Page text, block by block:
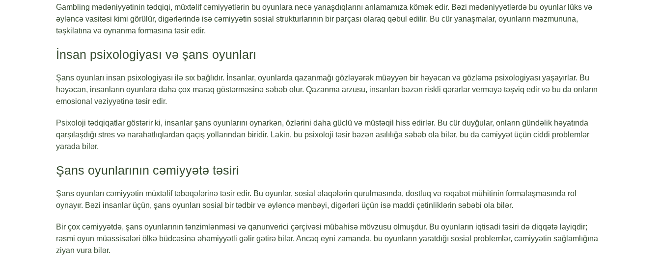
Gambling mədəniyyətinin tədqiqi, müxtəlif cəmiyyətlərin bu oyunlara necə yanaşdıqlarını anlamamıza kömək edir. Bəzi mədəniyyətlərdə bu oyunlar lüks və
əyləncə vasitəsi kimi görülür, digərlərində isə cəmiyyətin sosial strukturlarının bir parçası olaraq qəbul edilir. Bu cür yanaşmalar, oyunların məzmununa,
təşkilatına və oynanma formasına təsir edir.
İnsan psixologiyası və şans oyunları
Şans oyunları insan psixologiyası ilə sıx bağlıdır. İnsanlar, oyunlarda qazanmağı gözləyərək müəyyən bir həyəcan və gözləmə psixologiyası yaşayırlar. Bu
həyəcan, insanların oyunlara daha çox maraq göstərməsinə səbəb olur. Qazanma arzusu, insanları bəzən riskli qərarlar verməyə təşviq edir və bu da onların
emosional vəziyyətinə təsir edir.
Psixoloji tədqiqatlar göstərir ki, insanlar şans oyunlarını oynarkən, özlərini daha güclü və müstəqil hiss edirlər. Bu cür duyğular, onların gündəlik həyatında
qarşılaşdığı stres və narahatlıqlardan qaçış yollarından biridir. Lakin, bu psixoloji təsir bəzən asılılığa səbəb ola bilər, bu da cəmiyyət üçün ciddi problemlər
yarada bilər.
Şans oyunlarının cəmiyyətə təsiri
Şans oyunları cəmiyyətin müxtəlif təbəqələrinə təsir edir. Bu oyunlar, sosial əlaqələrin qurulmasında, dostluq və rəqabət mühitinin formalaşmasında rol
oynayır. Bəzi insanlar üçün, şans oyunları sosial bir tədbir və əyləncə mənbəyi, digərləri üçün isə maddi çətinliklərin səbəbi ola bilər.
Bir çox cəmiyyətdə, şans oyunlarının tənzimlənməsi və qanunverici çərçivəsi mübahisə mövzusu olmuşdur. Bu oyunların iqtisadi təsiri də diqqətə layiqdir;
rəsmi oyun müəssisələri ölkə büdcəsinə əhəmiyyətli gəlir gətirə bilər. Ancaq eyni zamanda, bu oyunların yaratdığı sosial problemlər, cəmiyyətin sağlamlığına
ziyan vura bilər.